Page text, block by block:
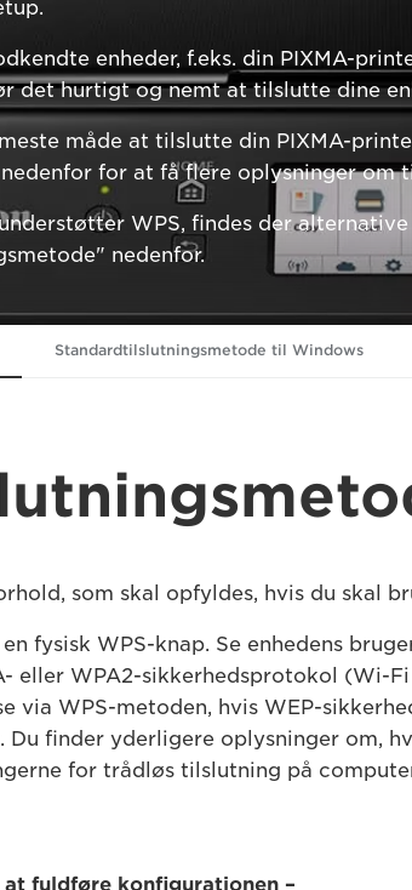
enheder, f.eks. din PIXMA-
det hurtigt og nemt at tilslutte dine
måde at tilslutte din PIXMA-
for at få flere oplysninger om
WPS, findes der
nedenfor.
Standardtilslutningsmetode til Windows
som skal opfyldes, hvis du skal
fysisk WPS-knap. Se enhedens
eller WPA2-sikkerhedsprotokol (Wi-
via WPS-metoden, hvis WEP-
Du finder yderligere oplysninger om,
for trådløs tilslutning på
fuldføre konfigurationen –